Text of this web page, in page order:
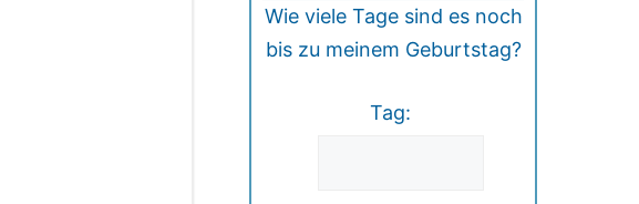
Wie viele Tage sind es noch
bis zu meinem Geburtstag?
Tag: